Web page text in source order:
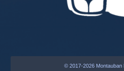
© 2017-2026 Montauban